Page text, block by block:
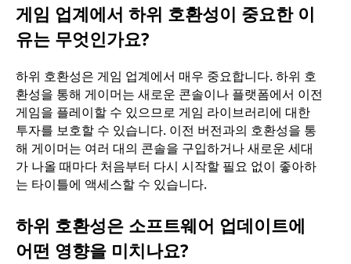
게임 업계에서 하위 호환성이 중요한 이
유는 무엇인가요?
하위 호환성은 게임 업계에서 매우 중요합니다. 하위 호
환성을 통해 게이머는 새로운 콘솔이나 플랫폼에서 이전
게임을 플레이할 수 있으므로 게임 라이브러리에 대한
투자를 보호할 수 있습니다. 이전 버전과의 호환성을 통
해 게이머는 여러 대의 콘솔을 구입하거나 새로운 세대
가 나올 때마다 처음부터 다시 시작할 필요 없이 좋아하
는 타이틀에 액세스할 수 있습니다.
하위 호환성은 소프트웨어 업데이트에
어떤 영향을 미치나요?